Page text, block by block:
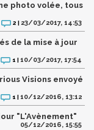
photo volée, tous
2 | 23/03/2017, 14:53
de la mise à jour
1 | 10/03/2017, 17:54
Visions envoyé
1 | 10/12/2016, 13:12
"L'Avènement"
05/12/2016, 15:55